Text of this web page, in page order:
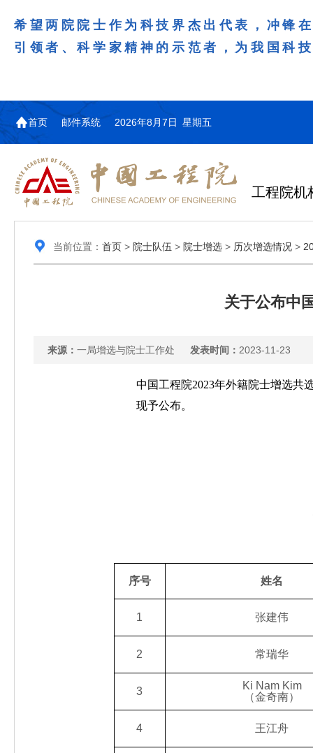
希望两院院士作为科技界杰出代表，冲锋
引领者、科学家精神的示范者，为我国科
首页 邮件系统 2026年8月7日 星期五
工程院机
当前位置： 首页> 院士队伍 > 院士增选> 历次增选情况>
关于公布中
来源： 一局增选与院士工作处 发表时间： 2023-11-23
中国工程院2023年外籍院士增选共
现予公布。
序号 姓名
1 张建伟
2 常瑞华
3
Ki Nam Kim
（金奇南）
4 王江舟